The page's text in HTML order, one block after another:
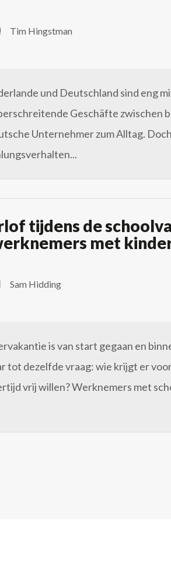
Tim Hingstman
und Deutschland sind eng
Geschäfte zwischen
Unternehmer zum Alltag.
tijdens de
met
Sam Hidding
is van start gegaan en
tot dezelfde vraag: wie krijgt er
vrij willen? Werknemers met